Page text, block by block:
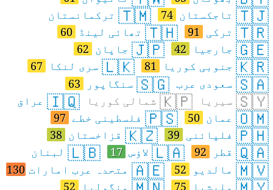
🇹🇯تاجکستان 74
🇹🇲ترکمانستان
🇹🇷ترکی 91
🇹🇭تھائی لینڈ 60
🇬🇪جارجیا 42
🇯🇵جاپان 62
🇰🇷جنوبی کوریا 81
🇱🇰سری لنکا 67
🇸🇦سعودی عرب 🇸🇬سنگاپور 63
🇸🇾سیریا 🇰🇵شمالی کوریا 🇮🇶عراق
🇴🇲عمان 50
🇵🇸فلسطینی خطے 97
🇵🇭فلپائنی 39
🇰🇿قزاخستان 38
🇶🇦قطر 92
🇱🇦لاؤس 17
🇱🇧لبنان
🇲🇻مالدیو 52
🇦🇪متحدہ عرب امارات 130
ملیشیا 75 منگولیا 52